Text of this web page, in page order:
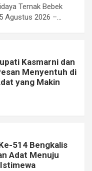
Ternak Bebek
Agustus 2026 –…
Kasmarni dan
Menyentuh di
yang Makin
514 Bengkalis
Adat Menuju